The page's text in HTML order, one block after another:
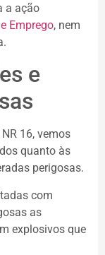
a ação
Emprego, nem
e
16, vemos
quanto às
perigosas.
com
as
explosivos que